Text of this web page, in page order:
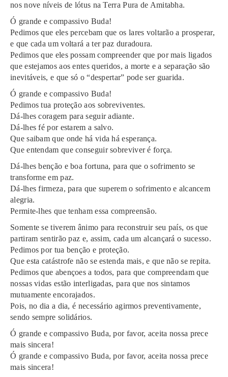
nos nove níveis de lótus na Terra Pura de Amitabha.
Ó grande e compassivo Buda!
Pedimos que eles percebam que os lares voltarão a prosperar,
e que cada um voltará a ter paz duradoura.
Pedimos que eles possam compreender que por mais ligados
que estejamos aos entes queridos, a morte e a separação são
inevitáveis, e que só o “despertar” pode ser guarida.
Ó grande e compassivo Buda!
Pedimos tua proteção aos sobreviventes.
Dá-lhes coragem para seguir adiante.
Dá-lhes fé por estarem a salvo.
Que saibam que onde há vida há esperança.
Que entendam que conseguir sobreviver é força.
Dá-lhes benção e boa fortuna, para que o sofrimento se
transforme em paz.
Dá-lhes firmeza, para que superem o sofrimento e alcancem
alegria.
Permite-lhes que tenham essa compreensão.
Somente se tiverem ânimo para reconstruir seu país, os que
partiram sentirão paz e, assim, cada um alcançará o sucesso.
Pedimos por tua benção e proteção.
Que esta catástrofe não se estenda mais, e que não se repita.
Pedimos que abençoes a todos, para que compreendam que
nossas vidas estão interligadas, para que nos sintamos
mutuamente encorajados.
Pois, no dia a dia, é necessário agirmos preventivamente,
sendo sempre solidários.
Ó grande e compassivo Buda, por favor, aceita nossa prece
mais sincera!
Ó grande e compassivo Buda, por favor, aceita nossa prece
mais sincera!